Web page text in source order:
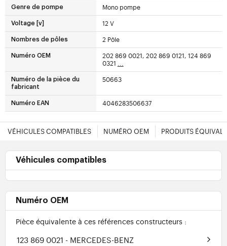
Genre de pompe Mono pompe
Voltage [v] 12 V
Nombres de pôles 2 Pôle
Numéro OEM
202 869 0021, 202 869 0121, 124 869
0321 ...
Numéro de la pièce du
fabricant
50663
Numéro EAN 4046283506637
VÉHICULES COMPATIBLES NUMÉRO OEM PRODUITS
Véhicules compatibles
Numéro OEM
Pièce équivalente à ces références constructeurs :
123 869 0021 - MERCEDES-BENZ